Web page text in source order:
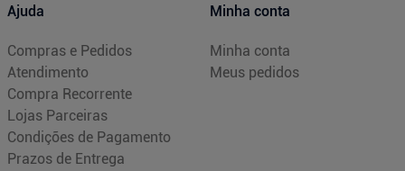
Ajuda
Compras e Pedidos
Atendimento
Compra Recorrente
Lojas Parceiras
Condições de Pagamento
Prazos de Entrega
Minha conta
Minha conta
Meus pedidos